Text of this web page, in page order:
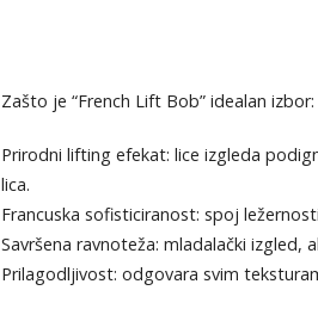
Zašto je “French Lift Bob” idealan izbor:
Prirodni lifting efekat: lice izgleda
lica.
Francuska sofisticiranost: spoj
Savršena ravnoteža: mladalački izgled,
Prilagodljivost: odgovara svim